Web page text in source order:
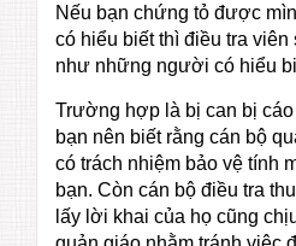
Nếu bạn chứng tỏ được
có hiểu biết thì điều tra
như những người có hiểu
Trường hợp là bị can bị
bạn nên biết rằng cán bộ
có trách nhiệm bảo vệ tính
bạn. Còn cán bộ điều tra
lấy lời khai của họ cũng